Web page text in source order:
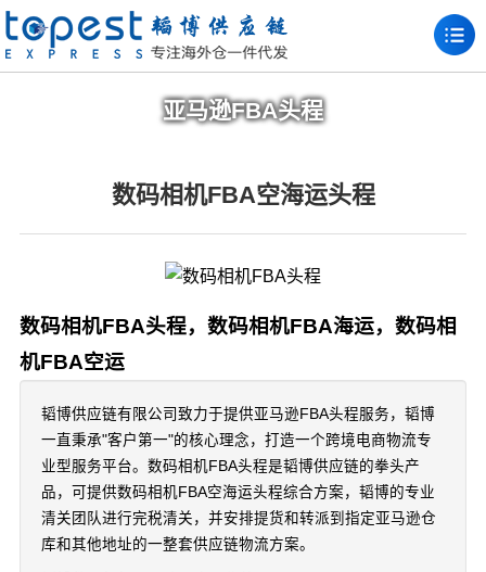
亚马逊FBA头程
数码相机FBA空海运头程
数码相机FBA头程，数码相机FBA海运，数码相
机FBA空运
韬博供应链有限公司致力于提供亚马逊FBA头程服务，韬博
一直秉承"客户第一"的核心理念，打造一个跨境电商物流专
业型服务平台。数码相机FBA头程是韬博供应链的拳头产
品，可提供数码相机FBA空海运头程综合方案，韬博的专业
清关团队进行完税清关，并安排提货和转派到指定亚马逊仓
库和其他地址的一整套供应链物流方案。